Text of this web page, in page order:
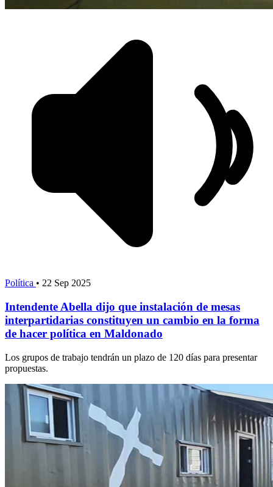
Política • 22 Sep 2025
Intendente Abella dijo que instalación de mesas
interpartidarias constituyen un cambio en la forma
de hacer política en Maldonado
Los grupos de trabajo tendrán un plazo de 120 días para presentar
propuestas.